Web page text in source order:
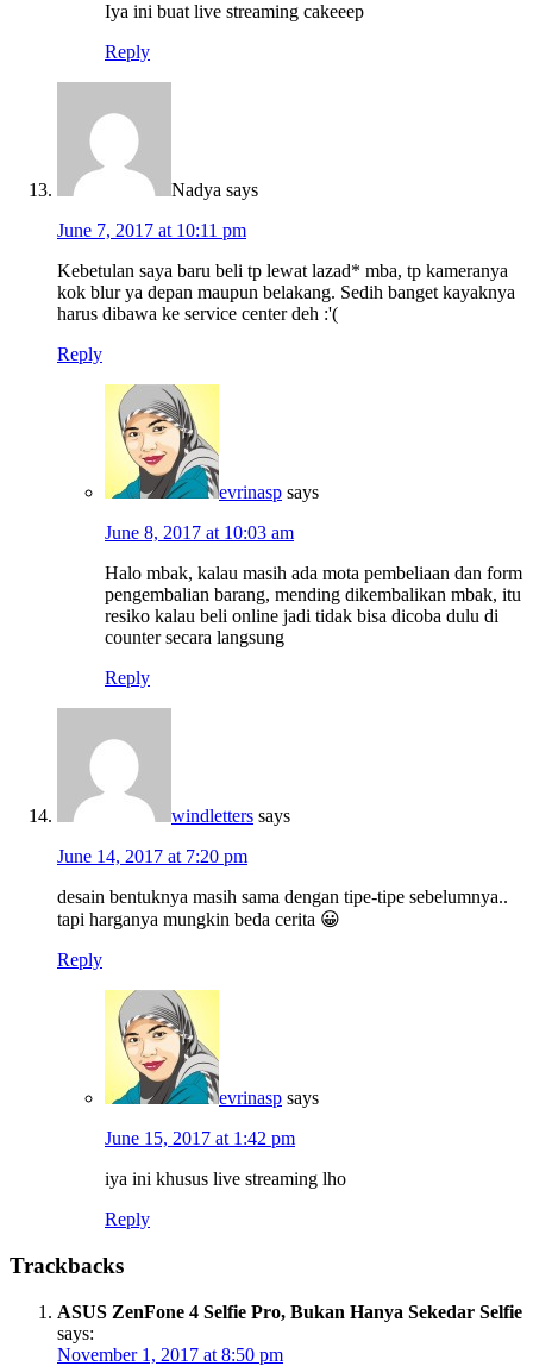
Iya ini buat live streaming cakeeep
Reply
Nadya says
June 7, 2017 at 10:11 pm
Kebetulan saya baru beli tp lewat lazad* mba, tp kameranya
kok blur ya depan maupun belakang. Sedih banget kayaknya
harus dibawa ke service center deh :'(
Reply
evrinasp says
June 8, 2017 at 10:03 am
Halo mbak, kalau masih ada mota pembeliaan dan form
pengembalian barang, mending dikembalikan mbak, itu
resiko kalau beli online jadi tidak bisa dicoba dulu di
counter secara langsung
Reply
windletters says
June 14, 2017 at 7:20 pm
desain bentuknya masih sama dengan tipe-tipe sebelumnya..
tapi harganya mungkin beda cerita 😀
Reply
evrinasp says
June 15, 2017 at 1:42 pm
iya ini khusus live streaming lho
Reply
Trackbacks
ASUS ZenFone 4 Selfie Pro, Bukan Hanya Sekedar Selfie
says:
November 1, 2017 at 8:50 pm